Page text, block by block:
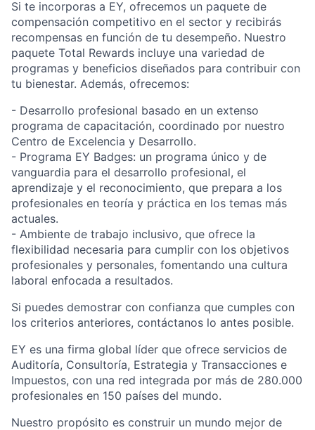
Si te incorporas a EY, ofrecemos un paquete de
compensación competitivo en el sector y recibirás
recompensas en función de tu desempeño. Nuestro
paquete Total Rewards incluye una variedad de
programas y beneficios diseñados para contribuir con
tu bienestar. Además, ofrecemos:
- Desarrollo profesional basado en un extenso
programa de capacitación, coordinado por nuestro
Centro de Excelencia y Desarrollo.
- Programa EY Badges: un programa único y de
vanguardia para el desarrollo profesional, el
aprendizaje y el reconocimiento, que prepara a los
profesionales en teoría y práctica en los temas más
actuales.
- Ambiente de trabajo inclusivo, que ofrece la
flexibilidad necesaria para cumplir con los objetivos
profesionales y personales, fomentando una cultura
laboral enfocada a resultados.
Si puedes demostrar con confianza que cumples con
los criterios anteriores, contáctanos lo antes posible.
EY es una firma global líder que ofrece servicios de
Auditoría, Consultoría, Estrategia y Transacciones e
Impuestos, con una red integrada por más de 280.000
profesionales en 150 países del mundo.
Nuestro propósito es construir un mundo mejor de